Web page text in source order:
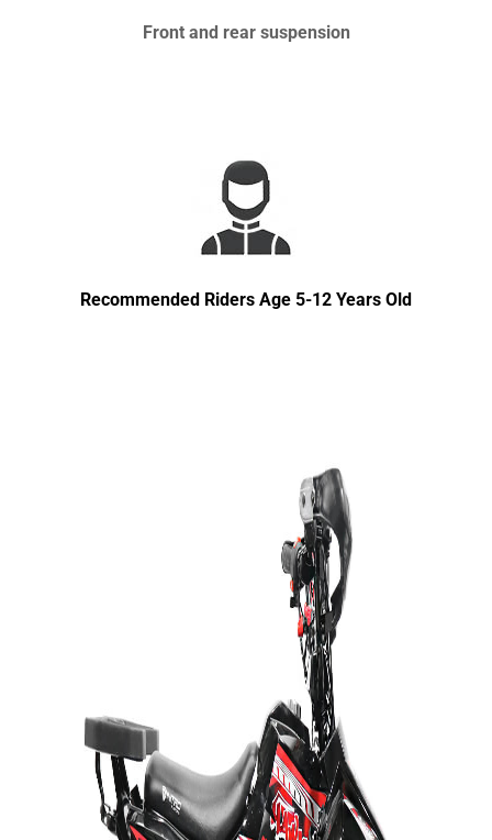
Front and rear suspension
Recommended Riders Age 5-12 Years Old